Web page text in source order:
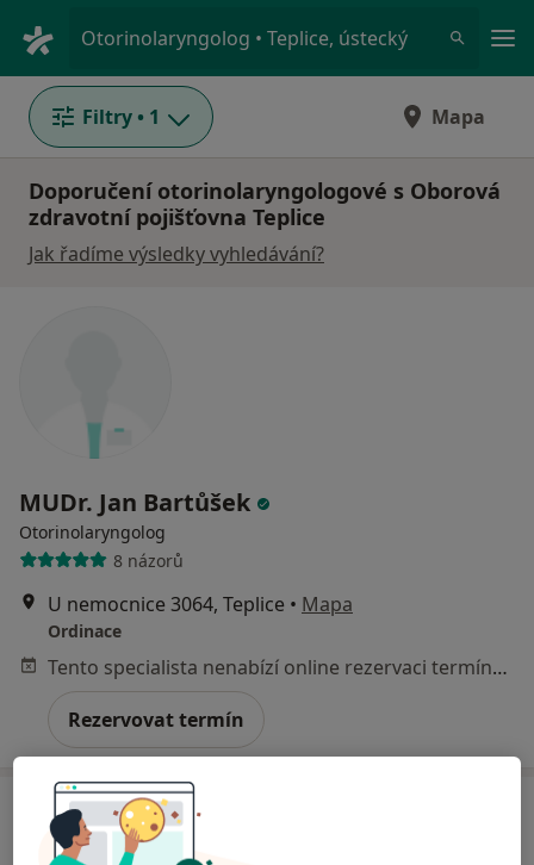
Otorinolaryngolog • Teplice, ústecký
Filtry • 1 Mapa
Doporučení otorinolaryngologové s Oborová
zdravotní pojišťovna Teplice
Jak řadíme výsledky vyhledávání?
MUDr. Jan Bartůšek
Otorinolaryngolog
8 názorů
U nemocnice 3064, Teplice • Mapa
Ordinace
Tento specialista nenabízí online rezervaci termínu na této adrese.
Rezervovat termín